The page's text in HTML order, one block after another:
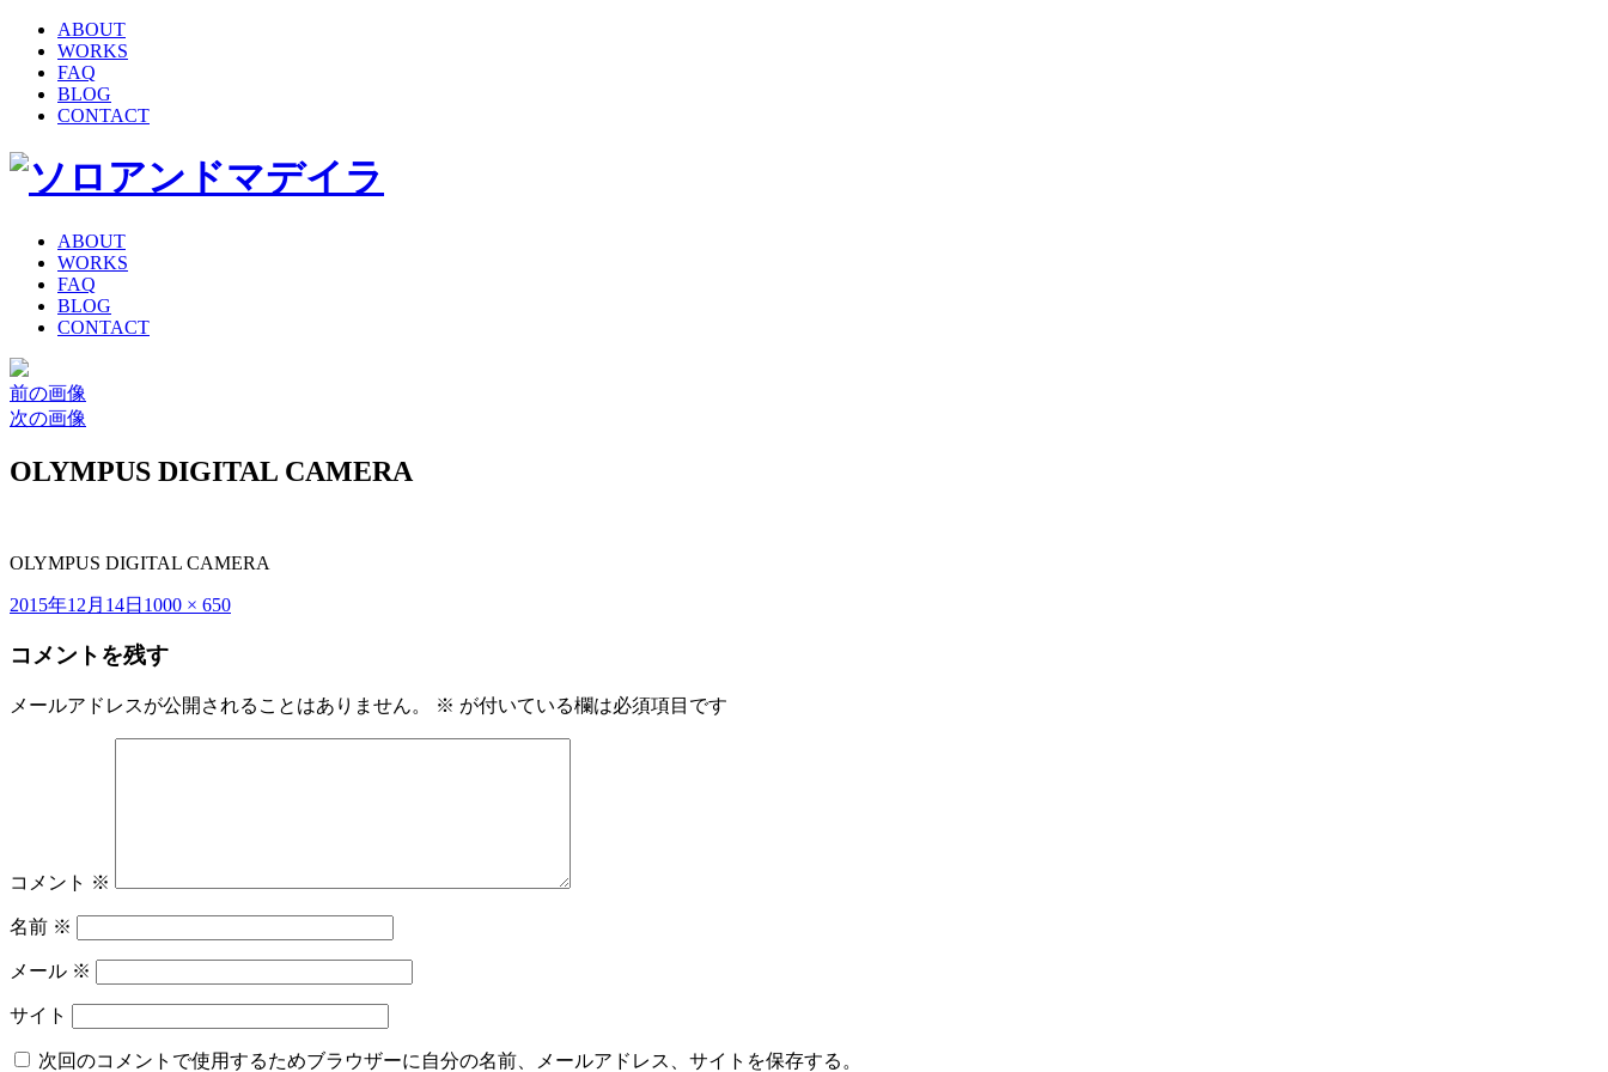
ABOUT
WORKS
FAQ
BLOG
CONTACT
ABOUT
WORKS
FAQ
BLOG
CONTACT
前の画像
次の画像
OLYMPUS DIGITAL CAMERA
OLYMPUS DIGITAL CAMERA
投
日:
2015年12月14日 フ
サ
ズ
1000 × 650
コメントを残す
メールアドレスが公開されることはありません。 ※ が付いている欄は必須項目です
コメント ※
名前 ※
メール ※
サイト
次回のコメントで使用するためブラウザーに自分の名前、メールアドレス、サイトを保存する。